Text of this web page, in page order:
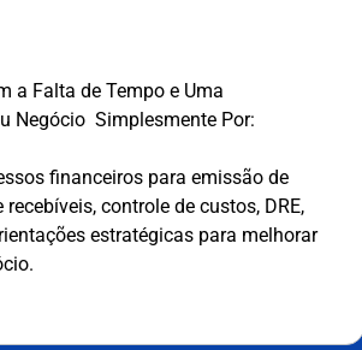
a Falta de Tempo e Uma
Negócio Simplesmente Por:
financeiros para emissão de
controle de custos, DRE,
estratégicas para melhorar